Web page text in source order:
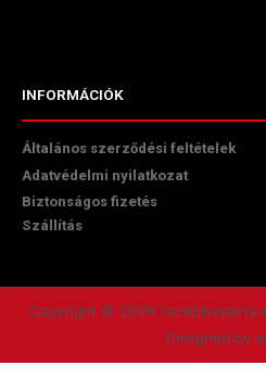
INFORMÁCIÓK
Általános szerződési feltételek
Adatvédelmi nyilatkozat
Biztonságos fizetés
Szállítás
Copyright © 2026
Designed by